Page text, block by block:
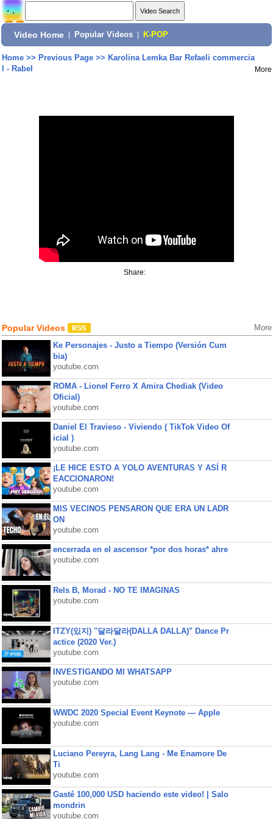
Video Home Popular Videos K-POP
Home>> Previous Page>> Karolina Lemka Bar Refaeli commercia
l - Rabel
More
Share:
Popular Videos More
Ke Personajes - Justo a Tiempo (Versión Cum
bia)
youtube.com
ROMA - Lionel Ferro X Amira Chediak (Video
Oficial)
youtube.com
Daniel El Travieso - Viviendo ( TikTok Video Of
icial )
youtube.com
¡LE HICE ESTO A YOLO AVENTURAS Y ASÍ R
EACCIONARON!
youtube.com
MIS VECINOS PENSARON QUE ERA UN LADR
ON
youtube.com
encerrada en el ascensor *por dos horas* ahre
youtube.com
Rels B, Morad - NO TE IMAGINAS
youtube.com
ITZY(있지) "달라달라(DALLA DALLA)" Dance Pr
actice (2020 Ver.)
youtube.com
INVESTIGANDO MI WHATSAPP
youtube.com
WWDC 2020 Special Event Keynote — Apple
youtube.com
Luciano Pereyra, Lang Lang - Me Enamore De
Ti
youtube.com
Gasté 100,000 USD haciendo este video! | Salo
mondrin
youtube.com